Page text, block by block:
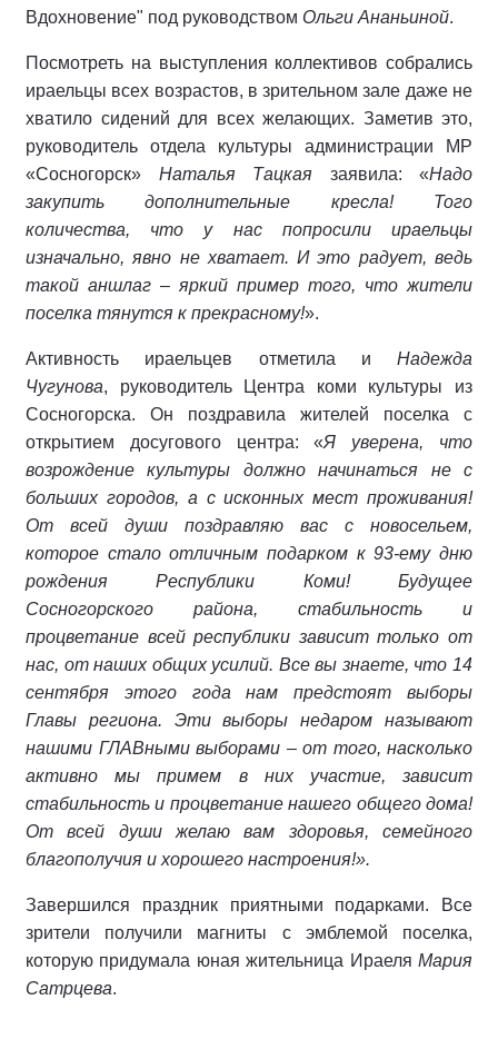
Вдохновение" под руководством Ольги Ананьиной.
Посмотреть на выступления коллективов собрались
ираельцы всех возрастов, в зрительном зале даже не
хватило сидений для всех желающих. Заметив это,
руководитель отдела культуры администрации МР
«Сосногорск» Наталья Тацкая заявила: «Надо
закупить дополнительные кресла! Того
количества, что у нас попросили ираельцы
изначально, явно не хватает. И это радует, ведь
такой аншлаг – яркий пример того, что жители
поселка тянутся к прекрасному!».
Активность ираельцев отметила и Надежда
Чугунова, руководитель Центра коми культуры из
Сосногорска. Он поздравила жителей поселка с
открытием досугового центра: «Я уверена, что
возрождение культуры должно начинаться не с
больших городов, а с исконных мест проживания!
От всей души поздравляю вас с новосельем,
которое стало отличным подарком к 93-ему дню
рождения Республики Коми! Будущее
Сосногорского района, стабильность и
процветание всей республики зависит только от
нас, от наших общих усилий. Все вы знаете, что 14
сентября этого года нам предстоят выборы
Главы региона. Эти выборы недаром называют
нашими ГЛАВными выборами – от того, насколько
активно мы примем в них участие, зависит
стабильность и процветание нашего общего дома!
От всей души желаю вам здоровья, семейного
благополучия и хорошего настроения!».
Завершился праздник приятными подарками. Все
зрители получили магниты с эмблемой поселка,
которую придумала юная жительница Ираеля Мария
Сатрцева.